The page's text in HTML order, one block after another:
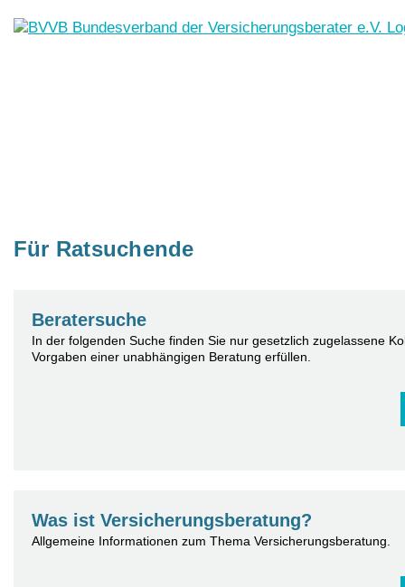
Für Ratsuchende
Beratersuche
In der folgenden Suche finden Sie nur gesetzlich zugelassene
Vorgaben einer unabhängigen Beratung erfüllen.
Was ist Versicherungsberatung?
Allgemeine Informationen zum Thema Versicherungsberatung.